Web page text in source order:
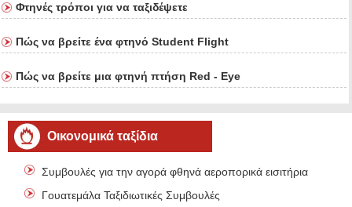
Φτηνές τρόποι για να ταξιδέψετε
Πώς να βρείτε ένα φτηνό Student Flight
Πώς να βρείτε μια φτηνή πτήση Red - Eye
Οικονομικά ταξίδια
Συμβουλές για την αγορά φθηνά αεροπορικά εισιτήρια
Γουατεμάλα Ταξιδιωτικές Συμβουλές